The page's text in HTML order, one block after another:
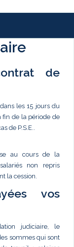
de
les 15 jours du
fin de la période de
de P.S.E..
au cours de la
non repris
la cession.
vos
judiciaire, le
sommes qui sont